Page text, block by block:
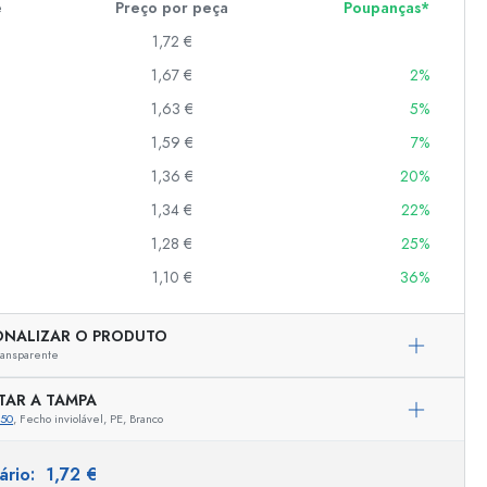
Preço por peça
Poupanças*
1,72 €
1,67 €
2%
1,63 €
5%
1,59 €
7%
1,36 €
20%
1,34 €
22%
1,28 €
25%
1,10 € 36%
O PRODUTO
A TAMPA
, Fecho inviolável, PE, Branco
1,72 €